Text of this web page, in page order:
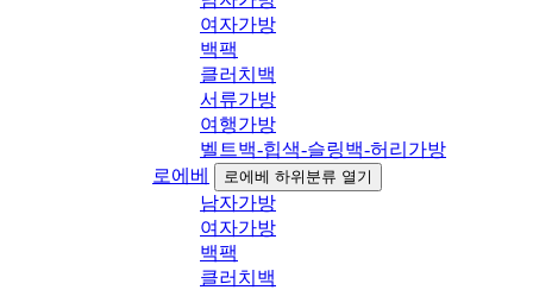
여자가방
백팩
클러치백
서류가방
여행가방
벨트백-힙색-슬링백-허리가방
로에베
로에베 하위분류 열기
남자가방
여자가방
백팩
클러치백